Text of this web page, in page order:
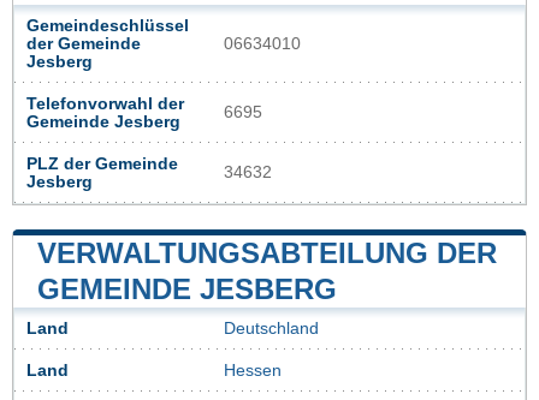
Gemeindeschlüssel
der Gemeinde
Jesberg
06634010
Telefonvorwahl der
Gemeinde Jesberg
6695
PLZ der Gemeinde
Jesberg
34632
VERWALTUNGSABTEILUNG DER
GEMEINDE JESBERG
Land Deutschland
Land Hessen